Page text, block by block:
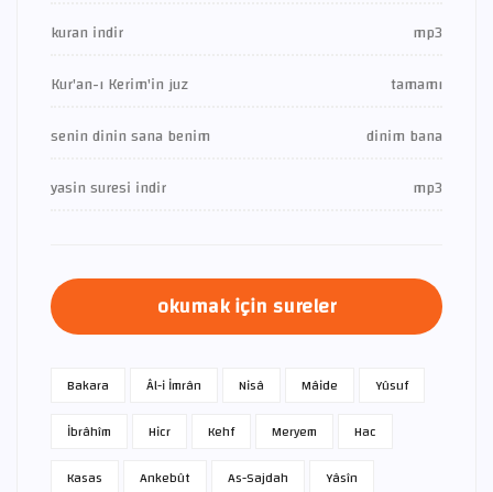
kuran indir
mp3
Kur'an-ı Kerim'in juz
tamamı
senin dinin sana benim
dinim bana
yasin suresi indir
mp3
okumak için sureler
Bakara Âl-i İmrân Nisâ Mâide
Yûsuf
İbrâhîm
Hicr Kehf Meryem
Hac
Kasas
Ankebût As-Sajdah
Yâsîn